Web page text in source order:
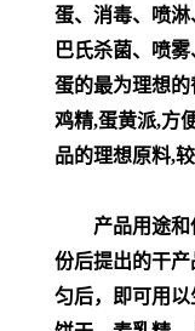
蛋、消毒、喷淋
巴氏杀菌、喷
蛋的最为理想
鸡精,蛋黄派,方
品的理想原料,
产品用途和
份后提出的干
匀后，即可用以